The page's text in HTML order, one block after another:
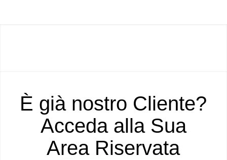
È già nostro Cliente?
Acceda alla Sua
Area Riservata